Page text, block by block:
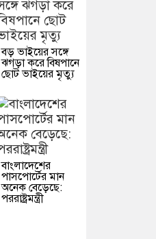
বড় ভাইয়ের সঙ্গে
ঝগড়া করে বিষপানে
ছোট ভাইয়ের মৃত্যু
বাংলাদেশের
পাসপোর্টের মান
অনেক বেড়েছে:
পররাষ্ট্রমন্ত্রী